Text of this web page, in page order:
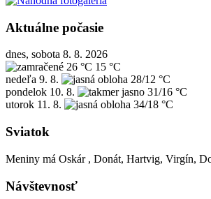
Aktuálne počasie
dnes, sobota 8. 8. 2026
26 °C 15 °C
nedeľa 9. 8.
28/12 °C
pondelok 10. 8.
31/16 °C
utorok 11. 8. 34/18 °C
Sviatok
Meniny má Oskár , Donát, Hartvig, Virgín,
Návštevnosť